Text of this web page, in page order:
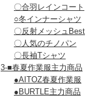
〇合羽レインコート
○冬インナーシャツ
〇反射メッシュBest
〇人気のチノパン
〇長袖Tシャツ
3-■春夏作業服主力商品
●AITOZ春夏作業服
●BURTLE主力商品